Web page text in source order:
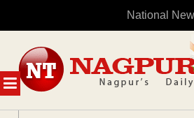
National
MENU
content